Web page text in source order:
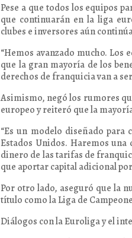
Pese a que todos los equipos
que continuarán en la liga
clubes e inversores aún
“Hemos avanzado mucho. Los
que la gran mayoría de los
derechos de franquicia van a
Asimismo, negó los rumores
europeo y reiteró que la
“Es un modelo diseñado
Estados Unidos. Haremos
dinero de las tarifas de
que aportar capital adicional
Por otro lado, aseguró que la
título como la Liga de
Diálogos con la Euroliga y el